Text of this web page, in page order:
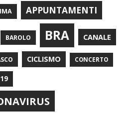
APPUNTAMENTI
BAROLO BRA CANALE
CICLISMO CONCERTO